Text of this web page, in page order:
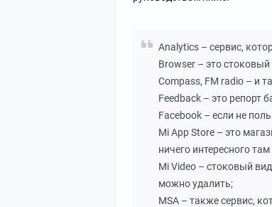
Analytics – сервис,
Browser – это стоковый
Compass, FM radio – и
Feedback – это репорт
Facebook – если не
Mi App Store – это
ничего интересного там
Mi Video – стоковый
можно удалить;
MSA – также сервис,